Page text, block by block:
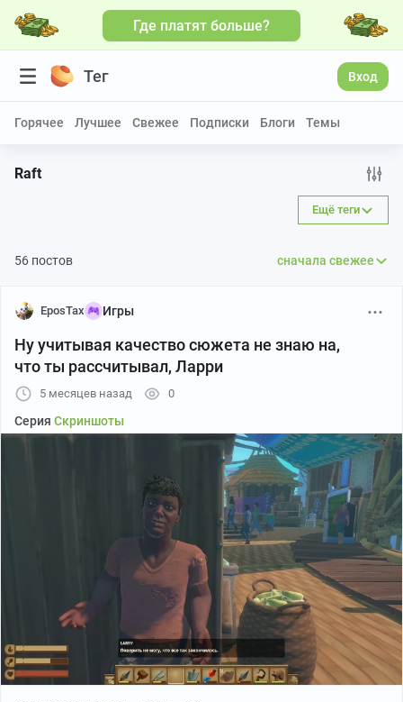
Где платят больше?
Тег Вход
Горячее Лучшее Свежее Подписки Блоги Темы
Raft
Ещё теги
56 постов сначала свежее
EposTax Игры
Ну учитывая качество сюжета не знаю на,
что ты рассчитывал, Ларри
5 месяцев назад 0
Серия Скриншоты